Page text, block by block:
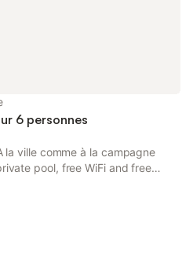
6 personnes
la ville comme à la campagne
pool, free WiFi and free
drive. The air-conditioned
Pierre Cardinal Center.